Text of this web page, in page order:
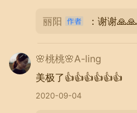
丽阳 ：谢谢
🌸桃桃🌸A-ling
美极了👍👍👍👍👍👍
2020-09-04